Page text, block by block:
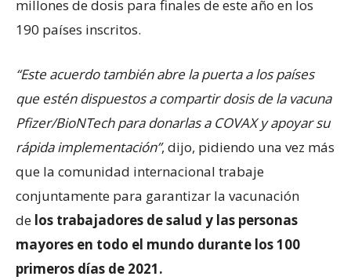
millones de dosis para finales de este año en los
190 países inscritos.
“Este acuerdo también abre la puerta a los países
que estén dispuestos a compartir dosis de la vacuna
Pfizer/BioNTech para donarlas a COVAX y apoyar su
rápida implementación”, dijo, pidiendo una vez más
que la comunidad internacional trabaje
conjuntamente para garantizar la vacunación
de los trabajadores de salud y las personas
mayores en todo el mundo durante los 100
primeros días de 2021.